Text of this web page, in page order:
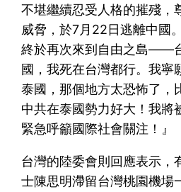
不堪繼續忍受人格的摧殘，
威脅，於7月22日逃離中國
終於再次來到自由之島——
國，我死在台灣都行。我寧
泰國，那個地方太恐怖了，
中共在泰國勢力好大！我將
緊急呼籲國際社會關注！』
台灣的陸委會則回應表示，
士陳思明滯留台灣桃園機場